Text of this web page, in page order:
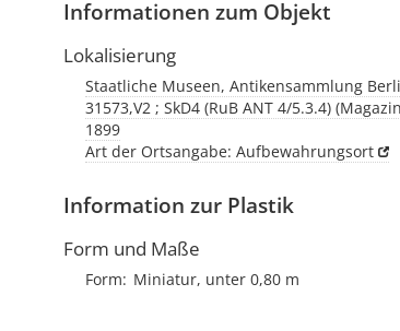
Informationen zum Objekt
Lokalisierung
Staatliche Museen, Antikensammlung
31573,V2 ; SkD4 (RuB ANT 4/5.3.4)
1899
Art der Ortsangabe: Aufbewahrungsort
Information zur Plastik
Form und Maße
Form Miniatur, unter 0,80 m